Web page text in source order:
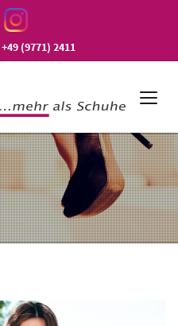
+49 (9771) 2411